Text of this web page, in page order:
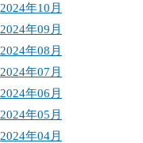
2024年10月
2024年09月
2024年08月
2024年07月
2024年06月
2024年05月
2024年04月